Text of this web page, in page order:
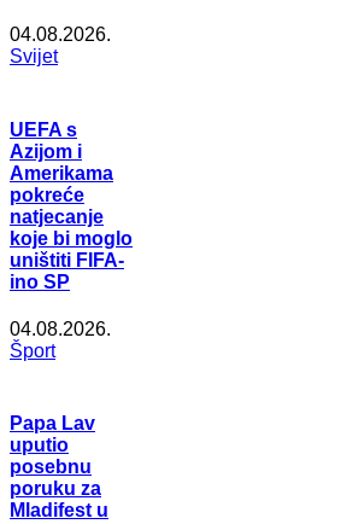
04.08.2026.
Svijet
UEFA s
Azijom i
Amerikama
pokreće
natjecanje
koje bi moglo
uništiti FIFA-
ino SP
04.08.2026.
Šport
Papa Lav
uputio
posebnu
poruku za
Mladifest u